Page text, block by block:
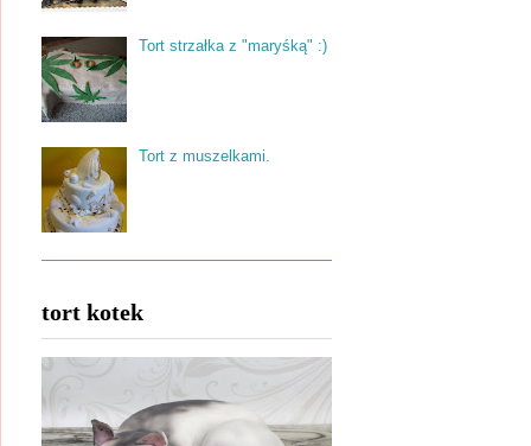
Tort strzałka z "maryśką" :)
Tort z muszelkami.
tort kotek